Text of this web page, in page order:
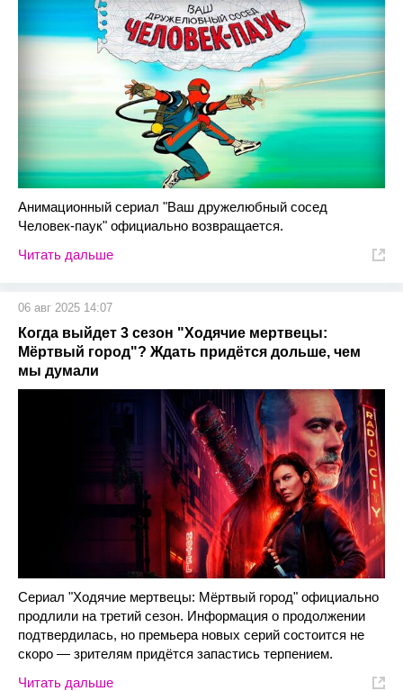
Анимационный сериал "Ваш дружелюбный сосед
Человек-паук" официально возвращается.
Читать дальше
06 авг 2025 14:07
Когда выйдет 3 сезон "Ходячие мертвецы:
Мёртвый город"? Ждать придётся дольше, чем
мы думали
Сериал "Ходячие мертвецы: Мёртвый город" официально
продлили на третий сезон. Информация о продолжении
подтвердилась, но премьера новых серий состоится не
скоро — зрителям придётся запастись терпением.
Читать дальше